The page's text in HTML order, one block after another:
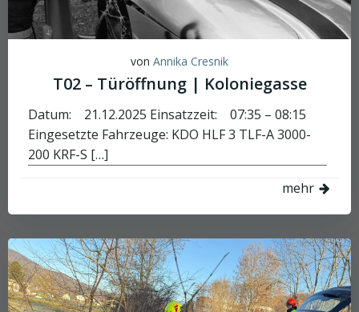
von Annika Cresnik
T02 – Türöffnung | Koloniegasse
Datum: 21.12.2025 Einsatzzeit: 07:35 – 08:15
Eingesetzte Fahrzeuge: KDO HLF 3 TLF-A 3000-
200 KRF-S […]
mehr